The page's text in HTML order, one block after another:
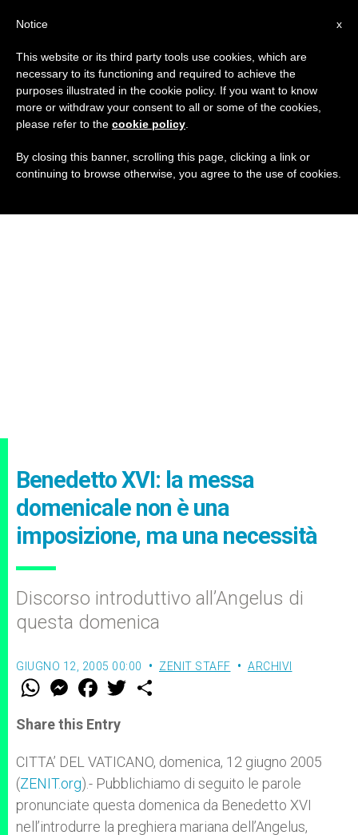
Benedetto XVI: la messa
domenicale non è una
imposizione, ma una necessità
Discorso introduttivo all’Angelus di
questa domenica
GIUGNO 12, 2005 00:00 ZENIT STAFF ARCHIVI
W
t
s
p
p
M
e
s
e
g
e
r
F
a
e
b
o
k
w
r
Share this Entry
CITTA’ DEL VATICANO, domenica, 12 giugno 2005
(ZENIT.org).- Pubblichiamo di seguito le parole
pronunciate questa domenica da Benedetto XVI
nell’introdurre la preghiera mariana dell’Angelus,
x
Notice
This website or its third party tools use cookies, which are
necessary to its functioning and required to achieve the
purposes illustrated in the cookie policy. If you want to know
more or withdraw your consent to all or some of the cookies,
please refer to the cookie policy
By closing this banner, scrolling this page, clicking a link or
continuing to browse otherwise, you agree to the use of cookies.